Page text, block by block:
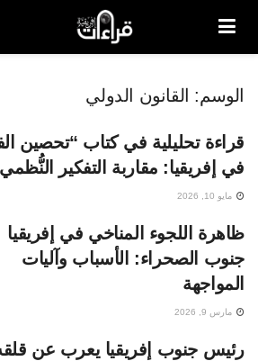
الوسم: القانون الدولي
قراءة تحليلية في كتاب “تحصين
في إفريقيا: مقاربة التفكير
مايو 10, 2026
ظاهرة اللجوء المناخي في إفريقيا
جنوب الصحراء: الأسباب وآليات
المواجهة
مارس 9, 2026
رئيس جنوب إفريقيا يعرب عن